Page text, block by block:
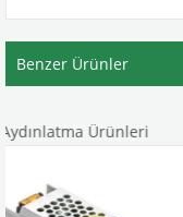
Benzer Ürünler
Ürünleri